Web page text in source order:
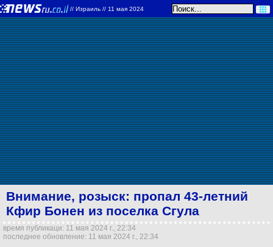
// Израиль // 11 мая 2024
Внимание, розыск: пропал 43-летний
Кфир Бонен из поселка Сгула
время публикаци: 11 мая 2024 г., 22:34
последнее обновление: 11 мая 2024 г., 22:34